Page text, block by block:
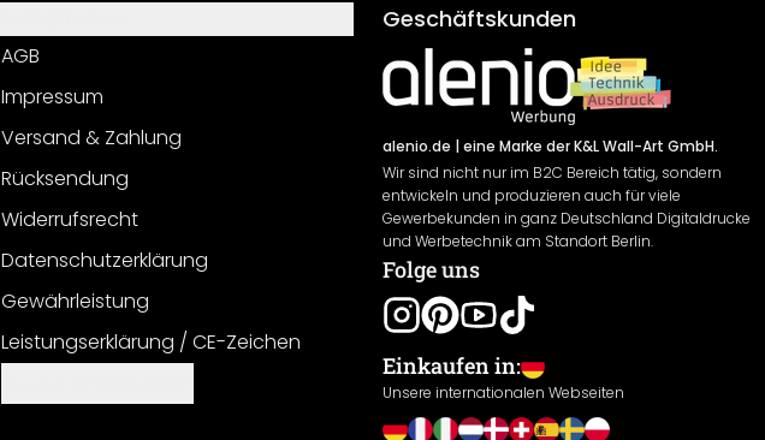
AGB
Impressum
Versand & Zahlung
Rücksendung
Widerrufsrecht
Datenschutzerklärung
Gewährleistung
Leistungserklärung / CE-Zeichen
Geschäftskunden
alenio.de | eine Marke der K&L Wall-Art GmbH.
Wir sind nicht nur im B2C Bereich tätig, sondern
entwickeln und produzieren auch für viele
Gewerbekunden in ganz Deutschland Digitaldrucke
und Werbetechnik am Standort Berlin.
Folge uns
Einkaufen in:
Unsere internationalen Webseiten